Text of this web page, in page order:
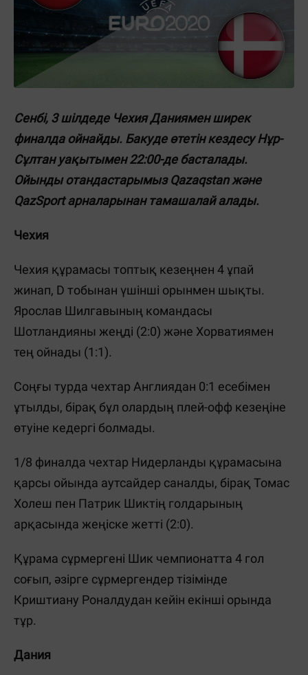
Сенбі, 3 шілдеде Чехия Даниямен ширек
финалда ойнайды. Бакуде өтетін кездесу Нұр-
Сұлтан уақытымен 22:00-де басталады.
Ойынды отандастарымыз Qazaqstan және
QazSport арналарынан тамашалай алады.
Чехия
Чехия құрамасы топтық кезеңнен 4 ұпай
жинап, D тобынан үшінші орынмен шықты.
Ярослав Шилгавының командасы
Шотландияны жеңді (2:0) және Хорватиямен
тең ойнады (1:1).
Соңғы турда чехтар Англиядан 0:1 есебімен
ұтылды, бірақ бұл олардың плей-офф кезеңіне
өтуіне кедергі болмады.
1/8 финалда чехтар Нидерланды құрамасына
қарсы ойында аутсайдер саналды, бірақ Томас
Холеш пен Патрик Шиктің голдарының
арқасында жеңіске жетті (2:0).
Құрама сұрмергені Шик чемпионатта 4 гол
соғып, әзірге сұрмергендер тізімінде
Криштиану Роналдудан кейін екінші орында
тұр.
Дания